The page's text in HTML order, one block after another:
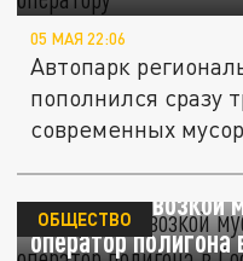
05 МАЯ 22:06
Автопарк
пополнился сразу
современных
В Перми вывозкой
оператор
ОБЩЕСТВО